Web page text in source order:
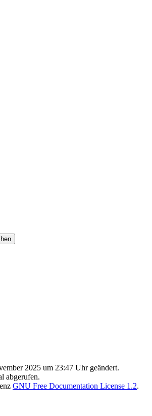
2025 um 23:47 Uhr geändert.
abgerufen.
GNU Free Documentation License 1.2.